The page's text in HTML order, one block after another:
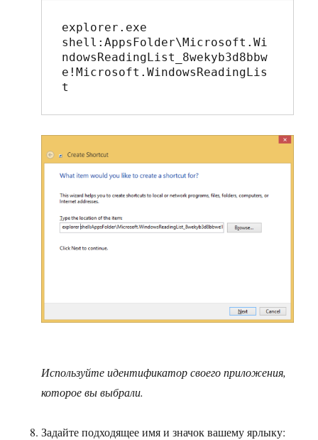
explorer.exe
shell:AppsFolder\Microsoft.Wi
ndowsReadingList_8wekyb3d8bbw
e!Microsoft.WindowsReadingLis
t
Используйте идентификатор своего приложения,
которое вы выбрали.
Задайте подходящее имя и значок вашему ярлыку: